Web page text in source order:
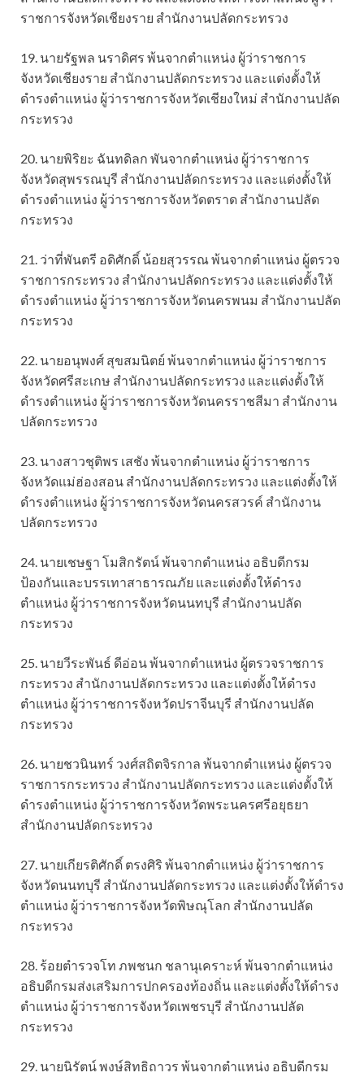
ราชการจังหวัดเชียงราย สำนักงานปลัดกระทรวง
19. นายรัฐพล นราดิศร พ้นจากตำแหน่ง ผู้ว่าราชการ
จังหวัดเชียงราย สำนักงานปลัดกระทรวง และแต่งตั้งให้
ดำรงตำแหน่ง ผู้ว่าราชการจังหวัดเชียงใหม่ สำนักงานปลัด
กระทรวง
20. นายพิริยะ ฉันทดิลก พันจากตำแหน่ง ผู้ว่าราชการ
จังหวัดสุพรรณบุรี สำนักงานปลัดกระทรวง และแต่งตั้งให้
ดำรงตำแหน่ง ผู้ว่าราชการจังหวัดตราด สำนักงานปลัด
กระทรวง
21. ว่าที่พันตรี อดิศักดิ์ น้อยสุวรรณ พ้นจากตำแหน่ง ผู้ตรวจ
ราชการกระทรวง สำนักงานปลัดกระทรวง และแต่งตั้งให้
ดำรงตำแหน่ง ผู้ว่าราชการจังหวัดนครพนม สำนักงานปลัด
กระทรวง
22. นายอนุพงศ์ สุขสมนิตย์ พ้นจากตำแหน่ง ผู้ว่าราชการ
จังหวัดศรีสะเกษ สำนักงานปลัดกระทรวง และแต่งตั้งให้
ดำรงตำแหน่ง ผู้ว่าราชการจังหวัดนครราชสีมา สำนักงาน
ปลัดกระทรวง
23. นางสาวชุติพร เสชัง พ้นจากตำแหน่ง ผู้ว่าราชการ
จังหวัดแม่ฮ่องสอน สำนักงานปลัดกระทรวง และแต่งตั้งให้
ดำรงตำแหน่ง ผู้ว่าราชการจังหวัดนครสวรค์ สำนักงาน
ปลัดกระทรวง
24. นายเชษฐา โมสิกรัตน์ พ้นจากตำแหน่ง อธิบดีกรม
ป้องกันและบรรเทาสาธารณภัย และแต่งตั้งให้ดำรง
ตำแหน่ง ผู้ว่าราชการจังหวัดนนทบุรี สำนักงานปลัด
กระทรวง
25. นายวีระพันธ์ ดีอ่อน พ้นจากตำแหน่ง ผู้ตรวจราชการ
กระทรวง สำนักงานปลัดกระทรวง และแต่งตั้งให้ดำรง
ตำแหน่ง ผู้ว่าราชการจังหวัดปราจีนบุรี สำนักงานปลัด
กระทรวง
26. นายชวนินทร์ วงศ์สถิตจิรกาล พ้นจากตำแหน่ง ผู้ตรวจ
ราชการกระทรวง สำนักงานปลัดกระทรวง และแต่งตั้งให้
ดำรงตำแหน่ง ผู้ว่าราชการจังหวัดพระนครศรีอยุธยา
สำนักงานปลัดกระทรวง
27. นายเกียรติศักดิ์ ตรงศิริ พ้นจากตำแหน่ง ผู้ว่าราชการ
จังหวัดนนทบุรี สำนักงานปลัดกระทรวง และแต่งตั้งให้ดำรง
ตำแหน่ง ผู้ว่าราชการจังหวัดพิษณุโลก สำนักงานปลัด
กระทรวง
28. ร้อยตำรวจโท ภพชนก ชลานุเคราะห์ พ้นจากตำแหน่ง
อธิบดีกรมส่งเสริมการปกครองท้องถิ่น และแต่งตั้งให้ดำรง
ตำแหน่ง ผู้ว่าราชการจังหวัดเพชรบุรี สำนักงานปลัด
กระทรวง
29. นายนิรัตน์ พงษ์สิทธิถาวร พ้นจากตำแหน่ง อธิบดีกรม